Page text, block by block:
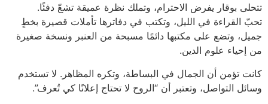
تتحلى بوقار يفرض الاحترام، وتملك نظرة عميقة تشعّ دفئًا.
تحبّ القراءة في الليل، وتكتب في دفاترها تأملات قصيرة بخطٍ
جميل، وتضع على مكتبها دائمًا مسبحة من العنبر ونسخة صغيرة
من إحياء علوم الدين.
كانت تؤمن أن الجمال في البساطة، وتكره المظاهر. لا تستخدم
وسائل التواصل، وتعتبر أن “الروح لا تحتاج إعلانًا كي تُعرف”.